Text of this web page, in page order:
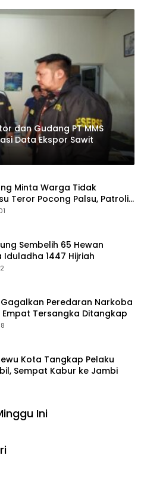
dan Gudang PT MMS
Data Ekspor Sawit
Minta Warga Tidak
Teror Pocong Palsu, Patroli
Sembelih 65 Hewan
1447 Hijriah
Peredaran Narkoba
Empat Tersangka Ditangkap
Kota Tangkap Pelaku
Sempat Kabur ke Jambi
Ini